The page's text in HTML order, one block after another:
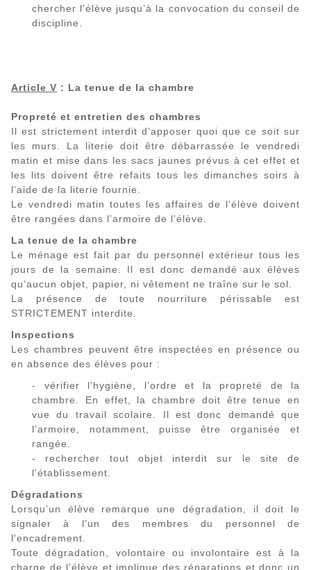
chercher l’élève jusqu’à la convocation du conseil de
discipline.
Article V : La tenue de la chambre
Propreté et entretien des chambres
Il est strictement interdit d’apposer quoi que ce soit sur
les murs. La literie doit être débarrassée le vendredi
matin et mise dans les sacs jaunes prévus à cet effet et
les lits doivent être refaits tous les dimanches soirs à
l’aide de la literie fournie.
Le vendredi matin toutes les affaires de l’élève doivent
être rangées dans l’armoire de l’élève.
La tenue de la chambre
Le ménage est fait par du personnel extérieur tous les
jours de la semaine. Il est donc demandé aux élèves
qu’aucun objet, papier, ni vêtement ne traîne sur le sol.
La présence de toute nourriture périssable est
STRICTEMENT interdite.
Inspections
Les chambres peuvent être inspectées en présence ou
en absence des élèves pour :
- vérifier l’hygiène, l’ordre et la propreté de la
chambre. En effet, la chambre doit être tenue en
vue du travail scolaire. Il est donc demandé que
l’armoire, notamment, puisse être organisée et
rangée.
- rechercher tout objet interdit sur le site de
l’établissement.
Dégradations
Lorsqu’un élève remarque une dégradation, il doit le
signaler à l’un des membres du personnel de
l’encadrement.
Toute dégradation, volontaire ou involontaire est à la
charge de l’élève et implique des réparations et donc un